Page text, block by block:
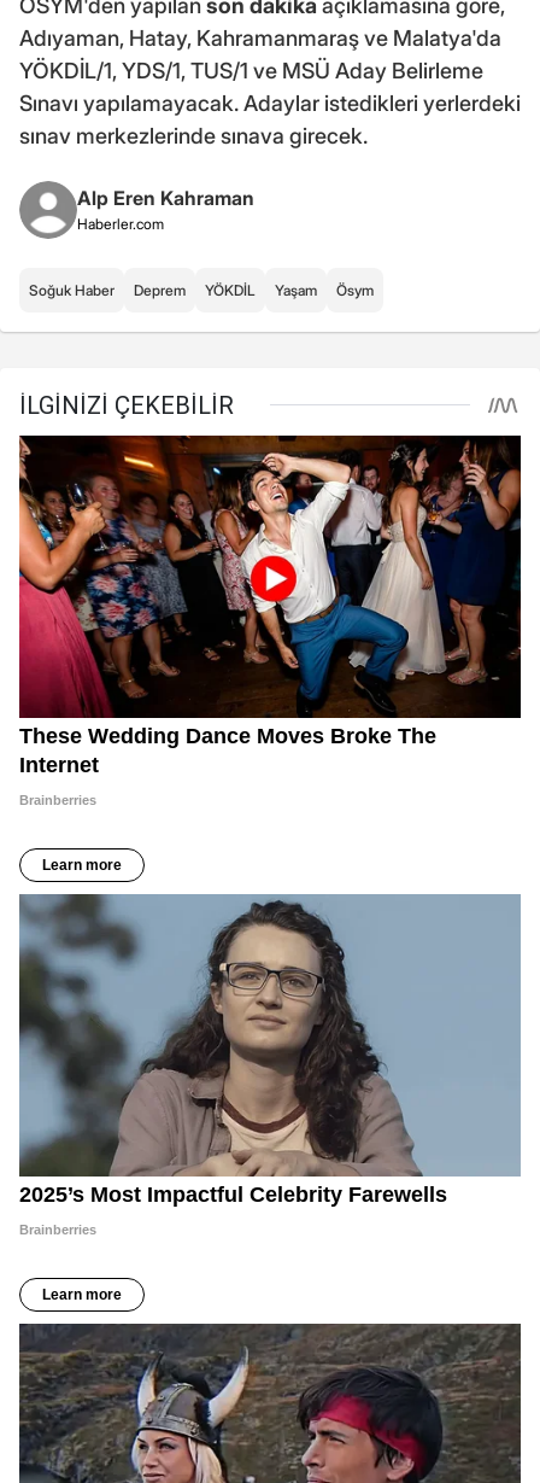
ÖSYM'den yapılanson dakika açıklamasına göre,
Adıyaman, Hatay, Kahramanmaraş ve Malatya'da
YÖKDİL/1, YDS/1, TUS/1 ve MSÜ Aday Belirleme
Sınavı yapılamayacak. Adaylar istedikleri yerlerdeki
sınav merkezlerinde sınava girecek.
Alp Eren Kahraman
Haberler.com
Soğuk Haber Deprem YÖKDİL Yaşam Ösym